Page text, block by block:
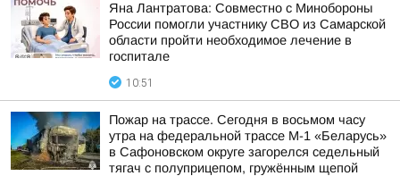
Яна Лантратова: Совместно с Минобороны
России помогли участнику СВО из Самарской
области пройти необходимое лечение в
госпитале
10:51
Пожар на трассе. Сегодня в восьмом часу
утра на федеральной трассе М-1 «Беларусь»
в Сафоновском округе загорелся седельный
тягач с полуприцепом, гружённым щепой